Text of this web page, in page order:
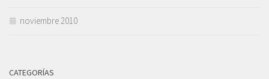
noviembre 2010
CATEGORÍAS